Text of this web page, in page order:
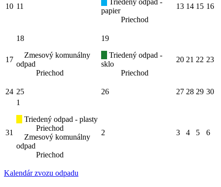
10 11
Triedený odpad -
papier
Priechod
13 14 15 16
17
18
Zmesový komunálny
odpad
Priechod
19
Triedený odpad -
sklo
Priechod
20 21 22 23
24 25 26 27 28 29 30
31
1
Triedený odpad - plasty
Priechod
Zmesový komunálny
odpad
Priechod
2 3 4 5 6
Kalendár zvozu odpadu